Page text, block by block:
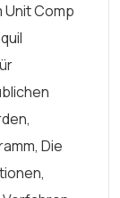
Unit Comp
Die